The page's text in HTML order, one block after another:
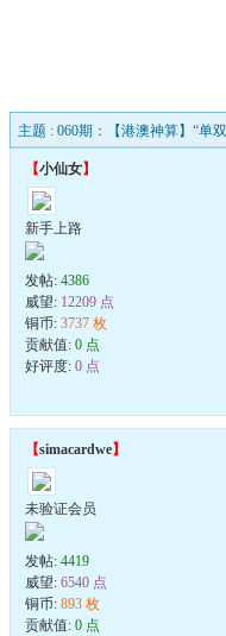
主题 : 060期：【港澳神算】“单
【小仙女】
新手上路
发帖: 4386
威望: 12209 点
铜币: 3737 枚
贡献值: 0 点
好评度: 0 点
【simacardwe】
未验证会员
发帖: 4419
威望: 6540 点
铜币: 893 枚
贡献值: 0 点